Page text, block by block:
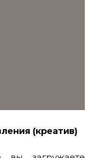
(креатив)